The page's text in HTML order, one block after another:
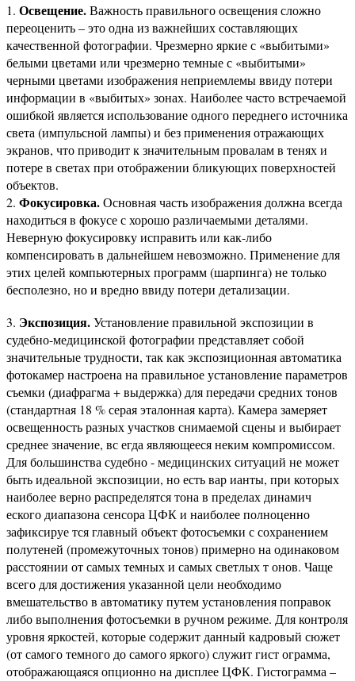
1. Освещение.Важность правильного освещения сложно
переоценить – это одна из важнейших составляющих
качественной фотографии. Чрезмерно яркие с «выбитыми»
белыми цветами или чрезмерно темные с «выбитыми»
черными цветами изображения неприемлемы ввиду потери
информации в «выбитых» зонах. Наиболее часто встречаемой
ошибкой является использование одного переднего источника
света (импульсной лампы) и без применения отражающих
экранов, что приводит к значительным провалам в тенях и
потере в светах при отображении бликующих поверхностей
объектов.
2. Фокусировка.Основная часть изображения должна всегда
находиться в фокусе с хорошо различаемыми деталями.
Неверную фокусировку исправить или как-либо
компенсировать в дальнейшем невозможно. Применение для
этих целей компьютерных программ (шарпинга) не только
бесполезно, но и вредно ввиду потери детализации.
3. Экспозиция.Установление правильной экспозиции в
судебно-медицинской фотографии представляет собой
значительные трудности, так как экспозиционная автоматика
фотокамер настроена на правильное установление параметров
съемки (диафрагма + выдержка) для передачи средних тонов
(стандартная 18 % серая эталонная карта). Камера замеряет
освещенность разных участков снимаемой сцены и выбирает
среднее значение, вс егда являющееся неким компромиссом.
Для большинства судебно - медицинских ситуаций не может
быть идеальной экспозиции, но есть вар ианты, при которых
наиболее верно распределятся тона в пределах динамич
еского диапазона сенсора ЦФК и наиболее полноценно
зафиксируе тся главный объект фотосъемки с сохранением
полутеней (промежуточных тонов) примерно на одинаковом
расстоянии от самых темных и самых светлых т онов. Чаще
всего для достижения указанной цели необходимо
вмешательство в автоматику путем установления поправок
либо выполнения фотосъемки в ручном режиме. Для контроля
уровня яркостей, которые содержит данный кадровый сюжет
(от самого темного до самого яркого) служит гист ограмма,
отображающаяся опционно на дисплее ЦФК. Гистограмма –